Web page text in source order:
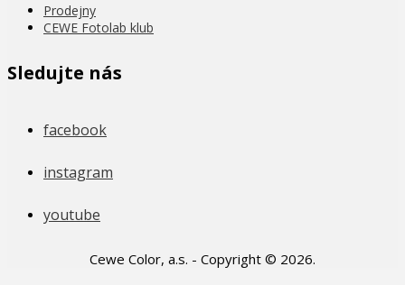
Prodejny
CEWE Fotolab klub
Sledujte nás
facebook
instagram
youtube
Cewe Color, a.s. - Copyright © 2026.